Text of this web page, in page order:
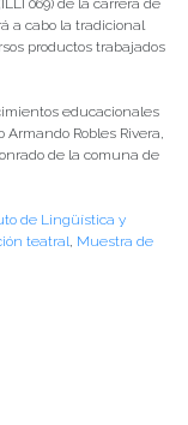
a cabo la tradicional
productos trabajados
educacionales
Robles Rivera,
de la comuna de
de Lingüística y
teatral Muestra de